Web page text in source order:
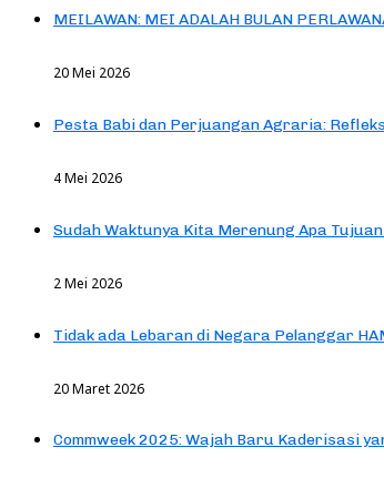
MEILAWAN: MEI ADALAH BULAN
20 Mei 2026
Pesta Babi dan Perjuangan Agraria:
4 Mei 2026
Sudah Waktunya Kita Merenung Apa
2 Mei 2026
Tidak ada Lebaran di Negara Pelanggar
20 Maret 2026
Commweek 2025: Wajah Baru Kaderisasi